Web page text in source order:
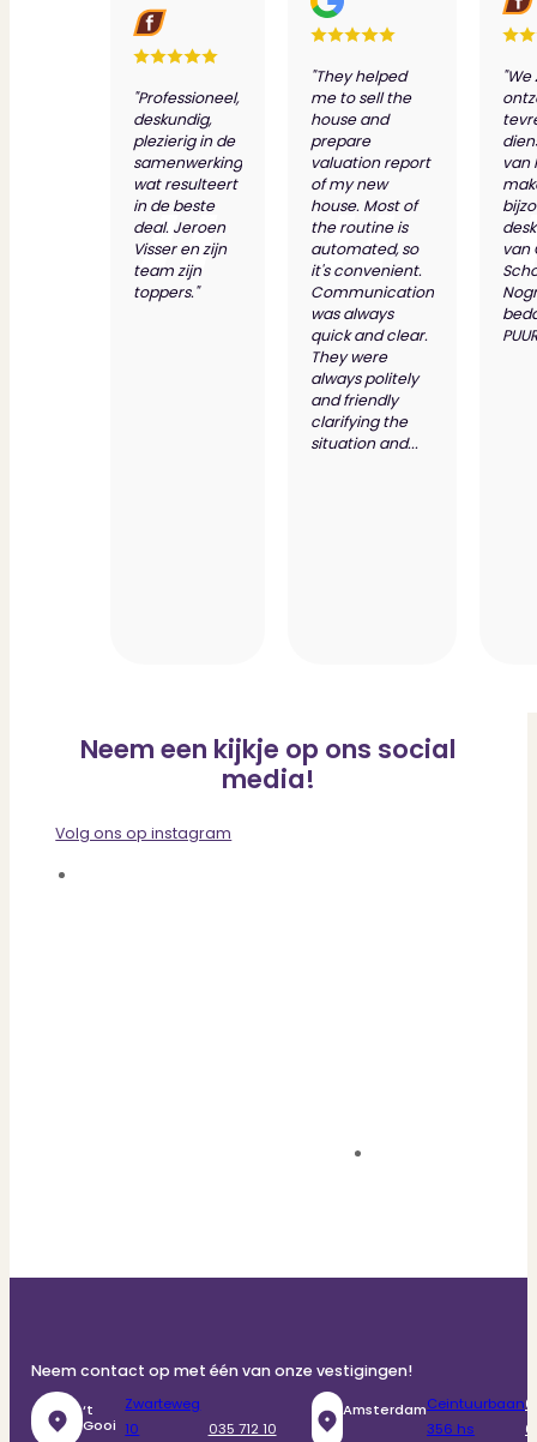
"Professioneel,
deskundig,
plezierig in de
samenwerking
wat resulteert
in de beste
deal. Jeroen
Visser en zijn
team zijn
toppers."
"They helped
me to sell the
house and
prepare
valuation report
of my new
house. Most of
the routine is
automated, so
it's convenient.
Communication
was always
quick and clear.
They were
always politely
and friendly
clarifying the
situation and...
"We
van
van
Neem een kijkje op ons social
media!
Volg ons op instagram
Neem contact op met één van onze vestigingen!
‘t
Gooi
Zwarteweg
10
035 712 10
AmsterdamCeintuurbaan
356 hs